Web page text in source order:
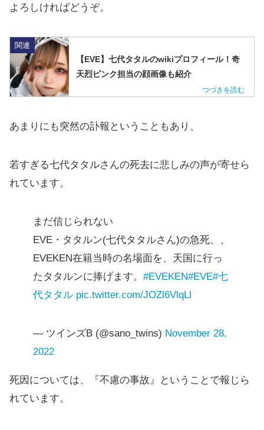
よろしければどうぞ。
関連
【EVE】七代タタルのwikiプロフィール！奇
天烈ピンク担当の顔画像も紹介
あまりにも突然の訃報ということもあり、
若すぎる七代タタルさんの死去に悲しみの声が寄せら
れています。
まだ信じられない
EVE・タタルン(七代タタルさん)の急死、、
EVEKEN在籍当時の名場面を、天国に行っ
たタタルンに捧げます。 #EVEKEN#EVE#七
代タタル pic.twitter.com/JOZl6VlqLl
— ツインズB (@sano_twins) November 28,
2022
死因については、『不慮の事故』ということで報じら
れています。